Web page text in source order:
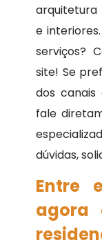
arquitetura
e
serviços?
site! Se
dos canais
fale
dúvidas,
Entre
agora